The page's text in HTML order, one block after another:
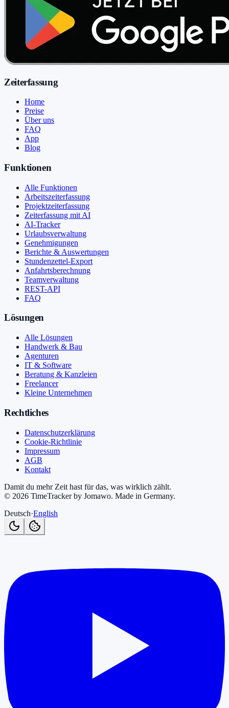
Zeiterfassung
Home
Preise
Über uns
FAQ
App
Blog
Funktionen
Alle Funktionen
Arbeitszeiterfassung
Projektzeiterfassung
Zeiterfassung mit AI
AI-Tracker
Urlaubsverwaltung
Genehmigungen
Berichte & Auswertungen
Stundenzettel-Export
Anfahrtsberechnung
Teamverwaltung
REST-API
FAQ
Lösungen
Alle Lösungen
Handwerk & Bau
Agenturen
IT & Software
Beratung & Kanzleien
Freelancer
Kleine Unternehmen
Rechtliches
Datenschutzerklärung
Cookie-Richtlinie
Impressum
AGB
Kontakt
Damit du mehr Zeit hast für das, was wirklich zählt.
© 2026 TimeTracker by Jomawo. Made in Germany.
Deutsch·English